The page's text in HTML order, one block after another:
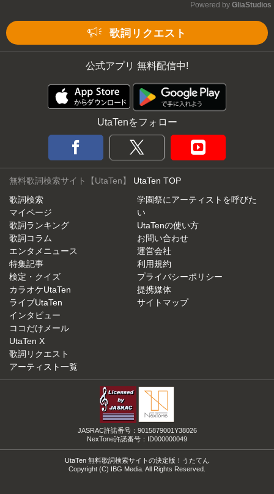
Powered by GliaStudios
歌詞リクエスト
公式アプリ 無料配信中!
UtaTenをフォロー
無料歌詞検索サイト【UtaTen】 UtaTen TOP
歌詞検索
マイページ
歌詞ランキング
歌詞コラム
エンタメニュース
特集記事
検定・クイズ
カラオケUtaTen
ライブUtaTen
インタビュー
ココだけメール
UtaTen X
歌詞リクエスト
アーティスト一覧
学園祭にアーティストを呼びた
い
UtaTenの使い方
お問い合わせ
運営会社
利用規約
プライバシーポリシー
提携媒体
サイトマップ
JASRAC許諾番号：9015879001Y38026
NexTone許諾番号：ID000000049
UtaTen 無料歌詞検索サイトの決定版！うたてん
Copyright (C) IBG Media. All Rights Reserved.